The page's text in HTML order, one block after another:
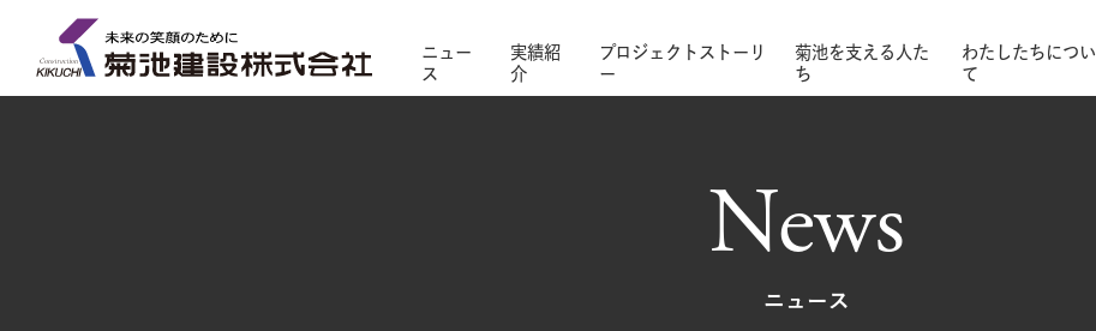
ニュー
ス
実績紹
介
プロジェクトストーリ
ー
菊池を支える人た
ち
わたしたちについ
て
News
ニュース